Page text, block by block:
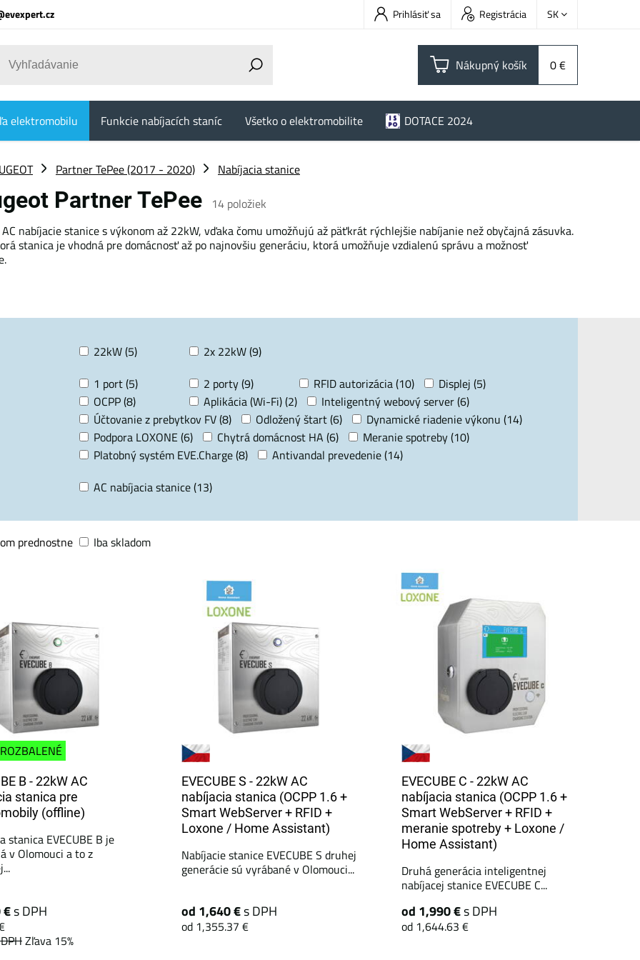
Prihlásiť sa Registrácia SK
Nákupný košík 0 €
elektromobilu Funkcie nabíjacích staníc Všetko o elektromobilite DOTACE 2024
Partner TePee (2017 - 2020) Nabíjacia stanice
Partner TePee 14 položiek
nabíjacie stanice s výkonom až 22kW, vďaka čomu umožňujú až päťkrát rýchlejšie nabíjanie než obyčajná zásuvka.
stanica je vhodná pre domácnosť až po najnovšiu generáciu, ktorá umožňuje vzdialenú správu a možnosť
22kW (5)
2x 22kW (9)
1 port (5)
2 porty (9) RFID autorizácia (10)
Displej (5)
OCPP (8)
Aplikácia (Wi-Fi) (2)
Inteligentný webový server (6)
Účtovanie z prebytkov FV (8)
Odložený štart (6)
Dynamické riadenie výkonu (14)
Podpora LOXONE (6)
Chytrá domácnost HA (6)
Meranie spotreby (10)
Platobný systém EVE.Charge (8)
Antivandal prevedenie (14)
AC nabíjacia stanice (13)
prednostne Iba skladom
ROZBALENÉ
B - 22kW AC
stanica pre
(offline)
stanica EVECUBE B je
v Olomouci a to z
€s DPH
Zľava 15%
EVECUBE S - 22kW AC
nabíjacia stanica (OCPP 1.6 +
Smart WebServer + RFID +
Loxone / Home Assistant)
Nabíjacie stanice EVECUBE S druhej
generácie sú vyrábané v Olomouci...
od 1,640 €s DPH
od 1,355.37 €
EVECUBE C - 22kW AC
nabíjacia stanica (OCPP 1.6 +
Smart WebServer + RFID +
meranie spotreby + Loxone /
Home Assistant)
Druhá generácia inteligentnej
nabíjacej stanice EVECUBE C...
od 1,990 €s DPH
od 1,644.63 €